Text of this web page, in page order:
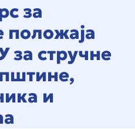
за
за стручне
и